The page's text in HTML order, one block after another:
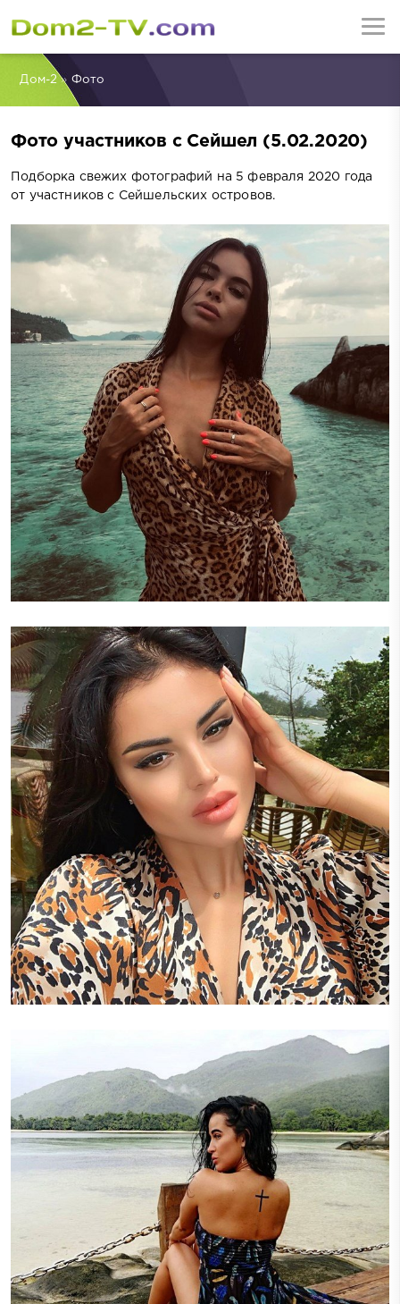
Дом-2» Фото
Фото участников с Сейшел (5.02.2020)
Подборка свежих фотографий на 5 февраля 2020 года
от участников с Сейшельских островов.